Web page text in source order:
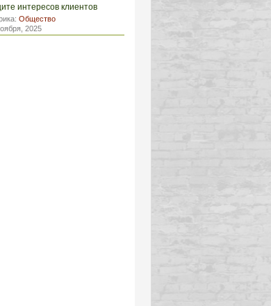
интересов клиентов
Общество
2025